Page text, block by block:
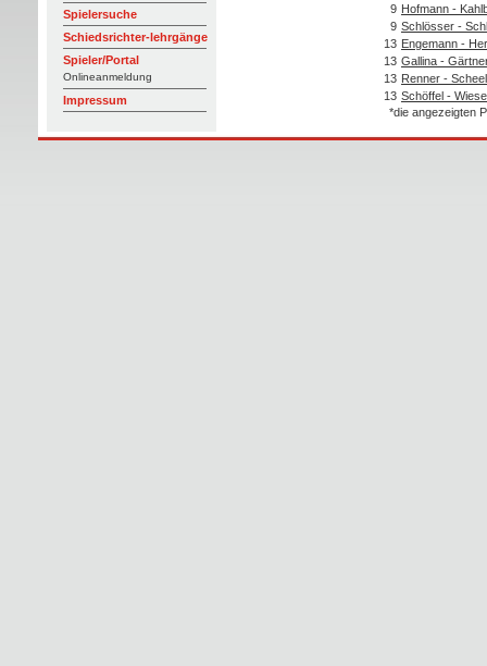
Spielersuche
Schiedsrichter-lehrgänge
Spieler/Portal
Onlineanmeldung
Impressum
9 Hofmann -
9 Schlösser -
13 Engemann -
13 Gallina -
13 Renner -
13 Schöffel -
*die angezeigten